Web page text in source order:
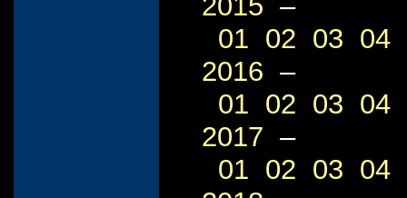
01 02 03 04
2016 –
01 02 03 04
2017 –
01 02 03 04